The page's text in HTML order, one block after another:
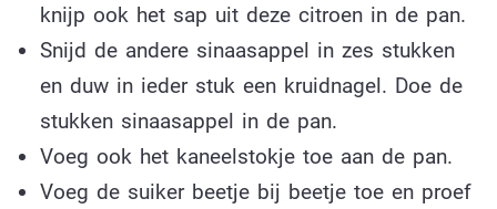
knijp ook het sap uit deze citroen in de pan.
Snijd de andere sinaasappel in zes stukken
en duw in ieder stuk een kruidnagel. Doe de
stukken sinaasappel in de pan.
Voeg ook het kaneelstokje toe aan de pan.
Voeg de suiker beetje bij beetje toe en proef